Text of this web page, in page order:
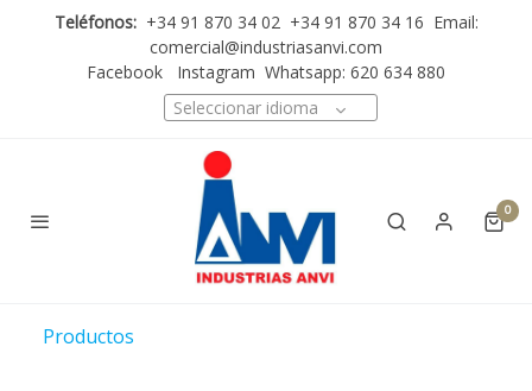
Teléfonos: +34 91 870 34 02 +34 91 870 34 16 Email:
comercial@industriasanvi.com
Facebook
Instagram Whatsapp: 620 634 880
Seleccionar idioma
0
Productos